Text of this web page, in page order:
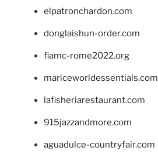
elpatronchardon.com
donglaishun-order.com
fiamc-rome2022.org
mariceworldessentials.com
lafisheriarestaurant.com
915jazzandmore.com
aguadulce-countryfair.com